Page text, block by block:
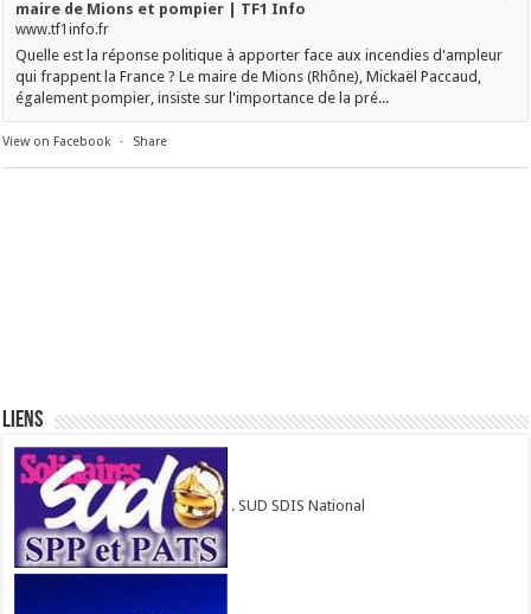
maire de Mions et pompier | TF1 Info
www.tf1info.fr
Quelle est la réponse politique à apporter face aux incendies d'ampleur
qui frappent la France ? Le maire de Mions (Rhône), Mickaël Paccaud,
également pompier, insiste sur l'importance de la pré...
View on Facebook · Share
Liens
. SUD SDIS National